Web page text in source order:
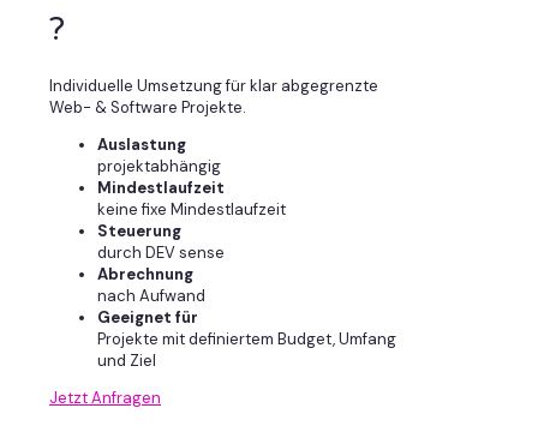
?
Individuelle Umsetzung für klar abgegrenzte
Web- & Software Projekte.
Auslastung
projektabhängig
Mindestlaufzeit
keine fixe Mindestlaufzeit
Steuerung
durch DEV sense
Abrechnung
nach Aufwand
Geeignet für
Projekte mit definiertem Budget, Umfang
und Ziel
Jetzt Anfragen